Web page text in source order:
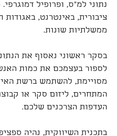
נתוני למ"ס, ופרופיל
ציבורית, באינטרנט, באגודות
ממשלתיות שונות.
בסקר ראשוני נאסוף את
לספור בעצמכם את כמות
מסויימת, להשתמש ברשת
המתחרים, ליזום סקר או
העדפות הצרכנים שלכם.
בתכנית השיווקית, נהיה